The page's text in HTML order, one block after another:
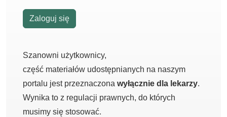
Zaloguj się
Szanowni użytkownicy,
część materiałów udostępnianych na naszym
portalu jest przeznaczona wyłącznie dla lekarzy.
Wynika to z regulacji prawnych, do których
musimy się stosować.